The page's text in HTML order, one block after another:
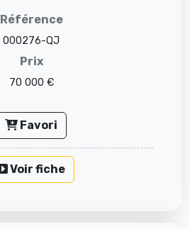
Référence
000276-QJ
Prix
70 000 €
Favori
Voir fiche